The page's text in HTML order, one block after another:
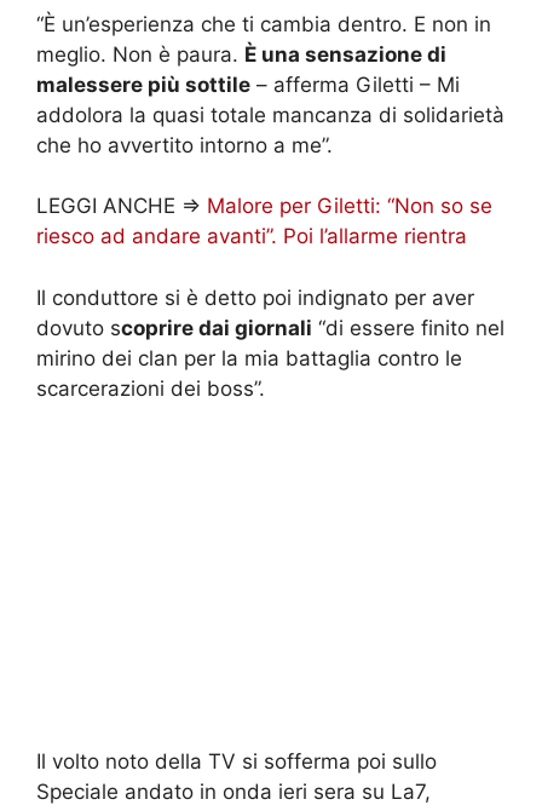
“È un’esperienza che ti cambia dentro. E non in
meglio. Non è paura. È una sensazione di
malessere più sottile – afferma Giletti – Mi
addolora la quasi totale mancanza di solidarietà
che ho avvertito intorno a me”.
LEGGI ANCHE => Malore per Giletti: “Non so se
riesco ad andare avanti”. Poi l’allarme rientra
Il conduttore si è detto poi indignato per aver
dovuto scoprire dai giornali “di essere finito nel
mirino dei clan per la mia battaglia contro le
scarcerazioni dei boss”.
Il volto noto della TV si sofferma poi sullo
Speciale andato in onda ieri sera su La7,